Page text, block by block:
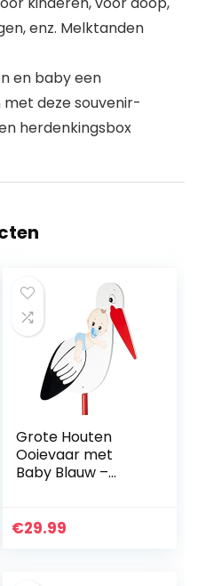
enz. Melktanden
en baby een
deze souvenir-
herdenkingsbox
Grote Houten
Ooievaar met
Baby Blauw –
Plakken voor
€29.99